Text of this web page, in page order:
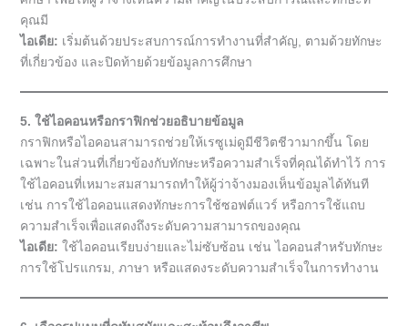
คุณมี
ไอเดีย: เริ่มต้นด้วยประสบการณ์การทำงานที่สำคัญ, ตามด้วยทักษะ
ที่เกี่ยวข้อง และปิดท้ายด้วยข้อมูลการศึกษา
5. ใช้ไอคอนหรือกราฟิกช่วยอธิบายข้อมูล
กราฟิกหรือไอคอนสามารถช่วยให้เรซูเม่ดูมีชีวิตชีวามากขึ้น โดย
เฉพาะในส่วนที่เกี่ยวข้องกับทักษะหรือความสำเร็จที่คุณได้ทำไว้ การ
ใช้ไอคอนที่เหมาะสมสามารถทำให้ผู้ว่าจ้างมองเห็นข้อมูลได้ทันที
เช่น การใช้ไอคอนแสดงทักษะการใช้ซอฟต์แวร์ หรือการใช้แถบ
ความสำเร็จเพื่อแสดงถึงระดับความสามารถของคุณ
ไอเดีย: ใช้ไอคอนเรียบง่ายและไม่ซับซ้อน เช่น ไอคอนสำหรับทักษะ
การใช้โปรแกรม, ภาษา หรือแสดงระดับความสำเร็จในการทำงาน